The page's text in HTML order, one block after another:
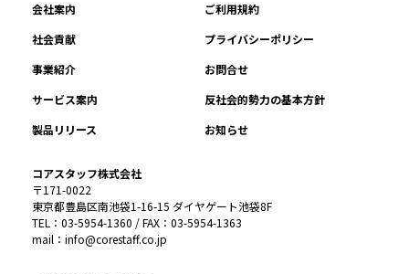
会社案内
ご利用規約
社会貢献
プライバシーポリシー
事業紹介
お問合せ
サービス案内
反社会的勢力の基本方針
製品リリース
お知らせ
コアスタッフ株式会社
〒171-0022
東京都豊島区南池袋1-16-15 ダイヤゲート池袋8F
TEL：03-5954-1360 / FAX：03-5954-1363
mail：info@corestaff.co.jp